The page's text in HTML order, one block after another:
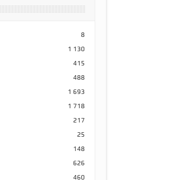
8
1 130
415
488
1 693
1 718
217
25
148
626
460